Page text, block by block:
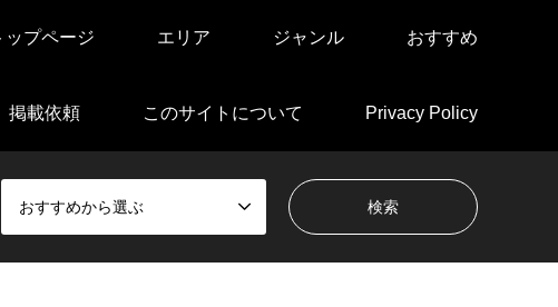
ップページ エリア ジャンル おすすめ
掲載依頼 このサイトについて Privacy Policy
おすすめから選ぶ